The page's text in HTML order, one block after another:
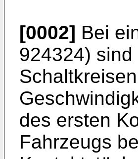
[0002] Bei
924324)
des ersten
Fahrzeugs